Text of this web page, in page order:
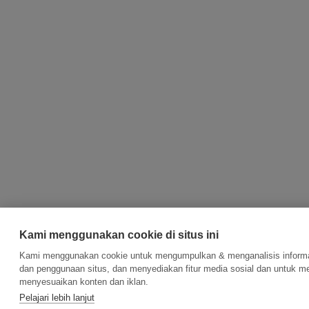
Kami menggunakan cookie di situs ini
Kami menggunakan cookie untuk mengumpulkan & menganalisis
dan penggunaan situs, dan menyediakan fitur media sosial dan untuk
menyesuaikan konten dan iklan.
Pelajari lebih lanjut